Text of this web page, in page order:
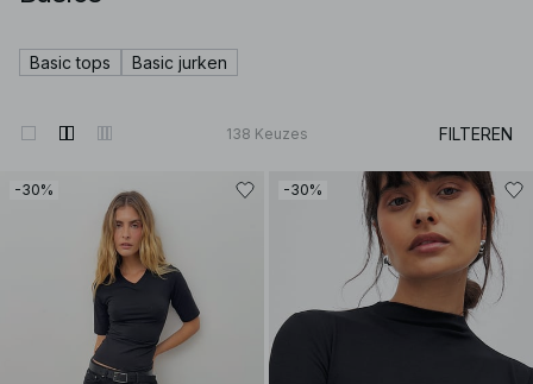
Basic tops Basic jurken
138 Keuzes FILTEREN
-30% -30%